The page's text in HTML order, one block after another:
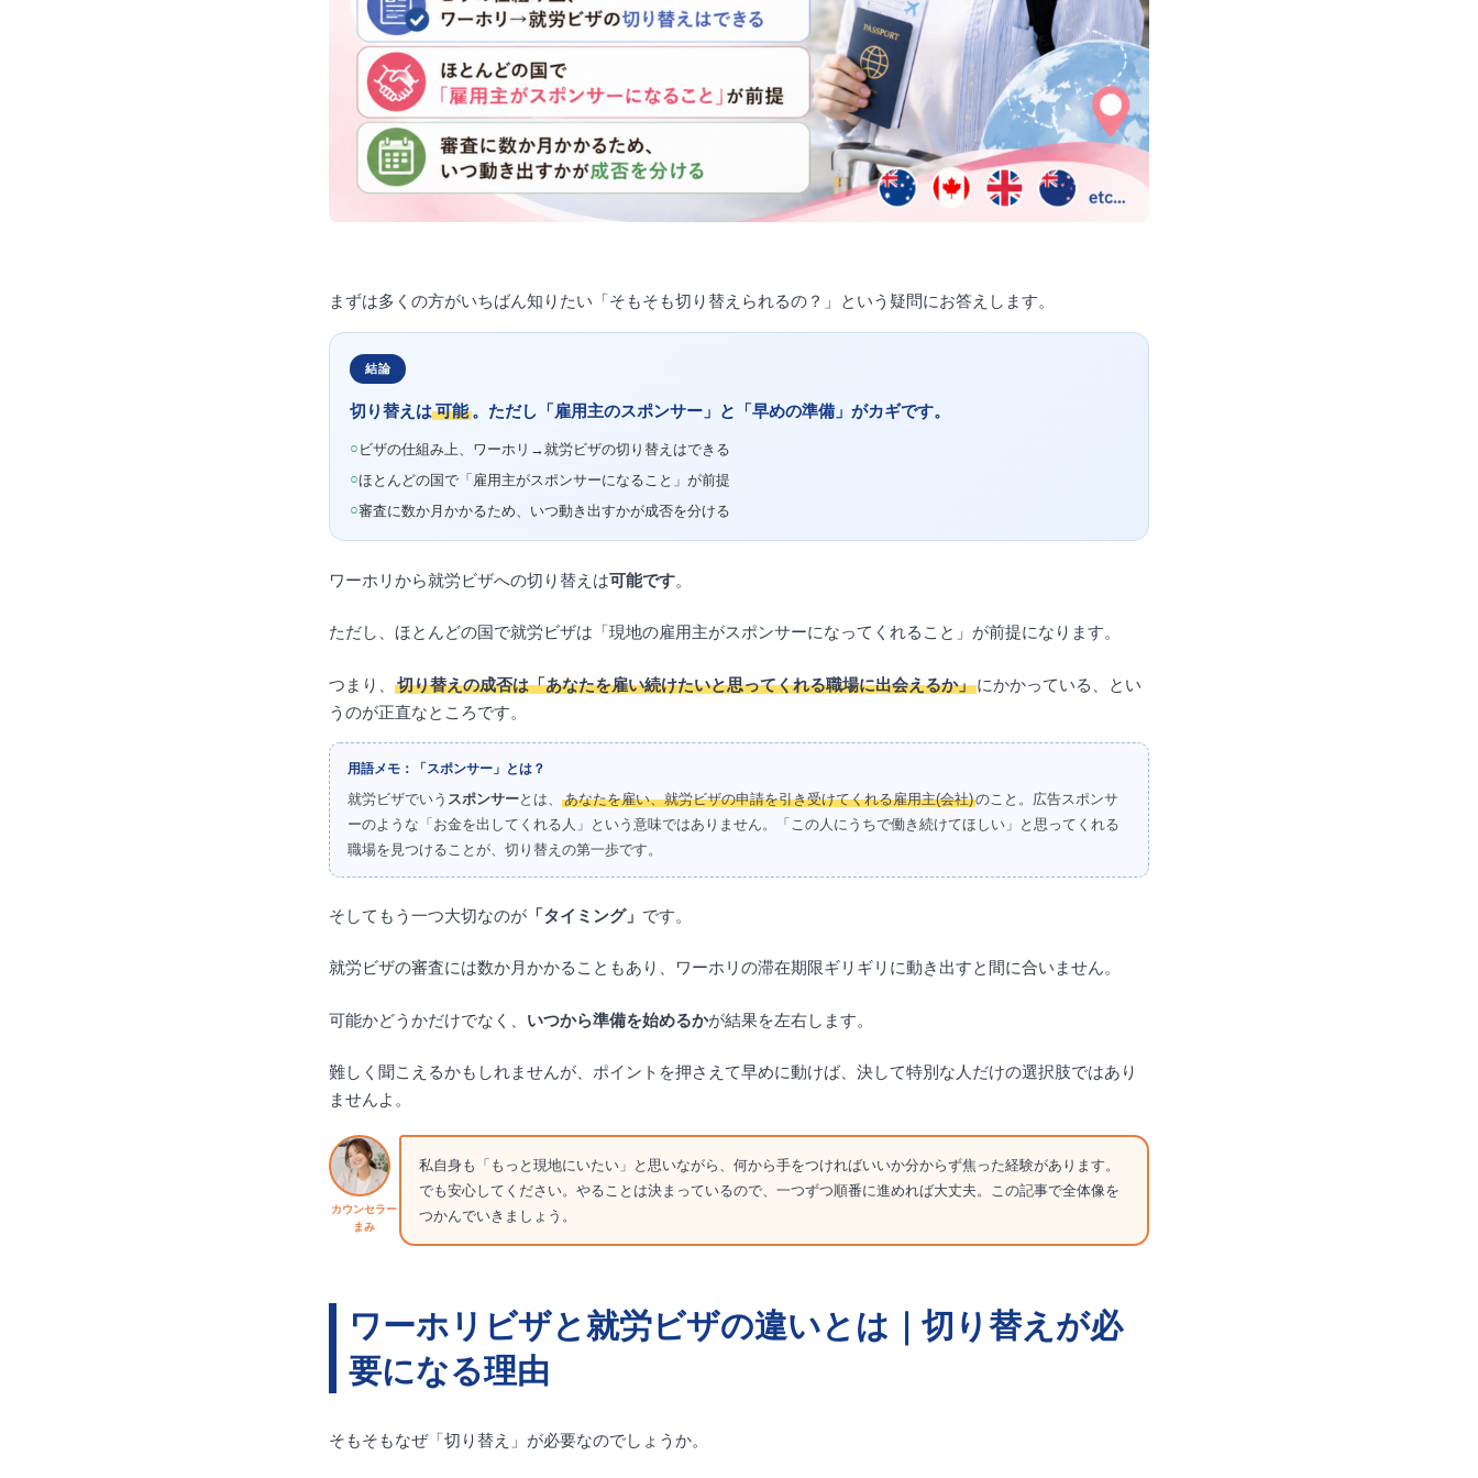
まずは多くの方がいちばん知りたい「そもそも切り替えられるの？」という疑問にお答えします。
結論
切り替えは可能。ただし「雇用主のスポンサー」と「早めの準備」がカギです。
○ ビザの仕組み上、ワーホリ→就労ビザの切り替えはできる
○ほとんどの国で「雇用主がスポンサーになること」が前提
○審査に数か月かかるため、いつ動き出すかが成否を分ける
ワーホリから就労ビザへの切り替えは可能です。
ただし、ほとんどの国で就労ビザは「現地の雇用主がスポンサーになってくれること」が前提になります。
つまり、 切り替えの成否は「あなたを雇い続けたいと思ってくれる職場に出会えるか」にかかっている、とい
うのが正直なところです。
用語メモ：「スポンサー」とは？
就労ビザでいう スポンサーとは、 あなたを雇い、就労ビザの申請を引き受けてくれる雇用主(会社)のこと。広告スポンサ
ーのような「お金を出してくれる人」という意味ではありません。「この人にうちで働き続けてほしい」と思ってくれる
職場を見つけることが、切り替えの第一歩です。
そしてもう一つ大切なのが「タイミング」 です。
就労ビザの審査には数か月かかることもあり、ワーホリの滞在期限ギリギリに動き出すと間に合いません。
可能かどうかだけでなく、 いつから準備を始めるかが結果を左右します。
難しく聞こえるかもしれませんが、ポイントを押さえて早めに動けば、決して特別な人だけの選択肢ではあり
ませんよ。
カウンセラー
まみ
私自身も「もっと現地にいたい」と思いながら、何から手をつければいいか分からず焦った経験があります。
でも安心してください。やることは決まっているので、一つずつ順番に進めれば大丈夫。この記事で全体像を
つかんでいきましょう。
ワーホリビザと就労ビザの違いとは｜切り替えが必
要になる理由
そもそもなぜ「切り替え」が必要なのでしょうか。